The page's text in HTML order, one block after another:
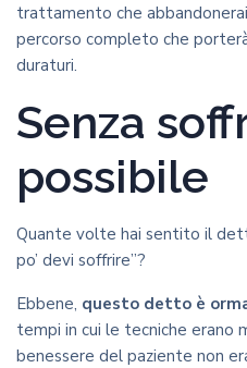
trattamento che
percorso completo che
duraturi.
Senza
possibile
Quante volte hai sentito il
po’ devi soffrire”?
Ebbene, questo detto è
tempi in cui le tecniche erano
benessere del paziente non